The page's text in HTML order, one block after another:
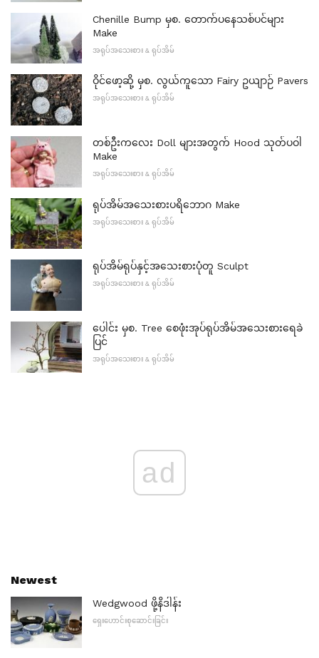
Chenille Bump မှစ. တောက်ပနေသစ်ပင်များ
Make
အရုပ်အသေးစား & ရုပ်အိမ်
ဝိုင်ဖော့ဆို့ မှစ. လွယ်ကူသော Fairy ဥယျာဉ် Pavers
အရုပ်အသေးစား & ရုပ်အိမ်
တစ်ဦးကလေး Doll များအတွက် Hood သုတ်ပဝါ
Make
အရုပ်အသေးစား & ရုပ်အိမ်
ရုပ်အိမ်အသေးစားပရိဘောဂ Make
အရုပ်အသေးစား & ရုပ်အိမ်
ရုပ်အိမ်ရုပ်နှင့်အသေးစားပုံတူ Sculpt
အရုပ်အသေးစား & ရုပ်အိမ်
ပေါင်း မှစ. Tree စေဖုံးအုပ်ရုပ်အိမ်အသေးစားရေခဲ
ပြင်
အရုပ်အသေးစား & ရုပ်အိမ်
ad
Newest
Wedgwood ဖို့နိဒါန်း
ရှေးဟောင်းစုဆောင်းခြင်း